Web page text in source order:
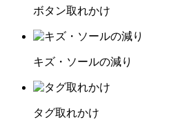
ボタン取れかけ
キズ・ソールの減り
タグ取れかけ